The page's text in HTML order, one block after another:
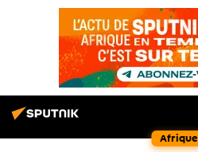
Afrique